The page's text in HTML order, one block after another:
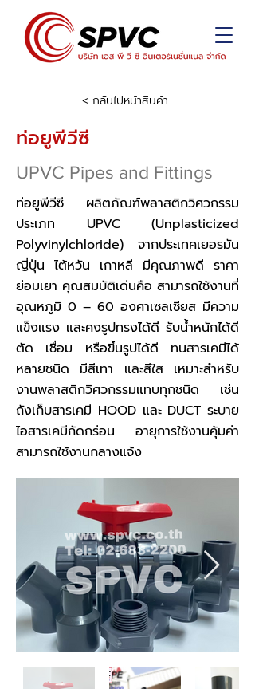
< กลับไปหน้าสินค้า
ท่อยูพีวีซี
UPVC Pipes and Fittings
ท่อยูพีวีซี ผลิตภัณฑ์พลาสติกวิศวกรรม
ประเภท UPVC (Unplasticized
Polyvinylchloride) จากประเทศเยอรมัน
ญี่ปุ่น ไต้หวัน เกาหลี มีคุณภาพดี ราคา
ย่อมเยา คุณสมบัติเด่นคือ สามารถใช้งานที่
อุณหภูมิ 0 – 60 องศาเซลเซียส มีความ
แข็งแรง และคงรูปทรงได้ดี รับน้ำหนักได้ดี
ตัด เชื่อม หรือขึ้นรูปได้ดี ทนสารเคมีได้
หลายชนิด มีสีเทา และสีใส เหมาะสำหรับ
งานพลาสติกวิศวกรรมแทบทุกชนิด เช่น
ถังเก็บสารเคมี HOOD และ DUCT ระบาย
ไอสารเคมีกัดกร่อน อายุการใช้งานคุ้มค่า
สามารถใช้งานกลางแจ้ง